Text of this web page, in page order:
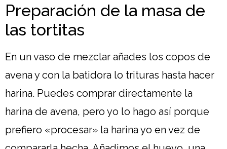
Preparación de la masa de
las tortitas
En un vaso de mezclar añades los copos de
avena y con la batidora lo trituras hasta hacer
harina. Puedes comprar directamente la
harina de avena, pero yo lo hago así porque
prefiero «procesar» la harina yo en vez de